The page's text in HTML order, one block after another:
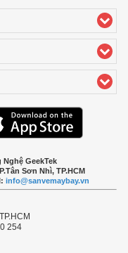
GeekTek
Sơn Nhì, TP.HCM
info@sanvemaybay.vn
254